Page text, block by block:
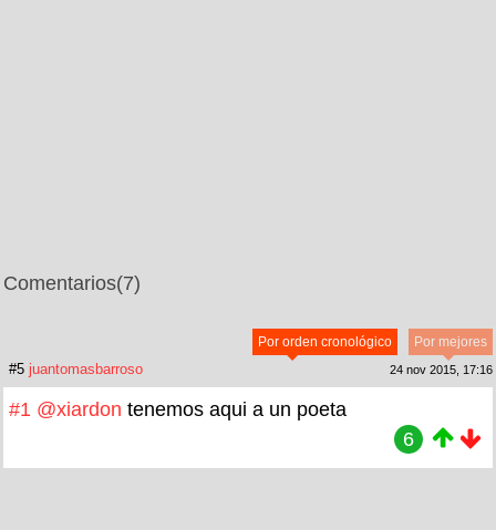
Comentarios(7)
Por mejores
Por orden cronológico
#5 juantomasbarroso 24 nov 2015, 17:16
#1 @xiardon tenemos aqui a un poeta
6